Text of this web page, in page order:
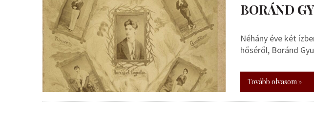
BORÁND
Néhány éve két
hőséről, Boránd
Tovább olvasom »